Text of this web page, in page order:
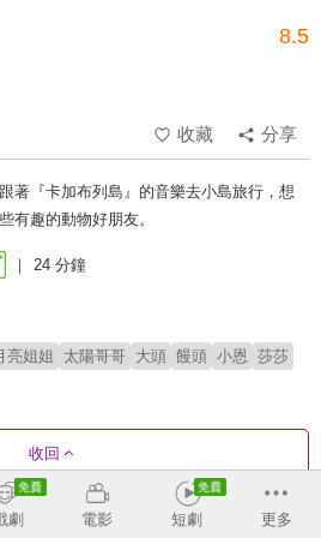
8.5
收藏
分享
著『卡加布列島』的音樂去小島旅行，想
有趣的動物好朋友。
24 分鐘
亮姐姐 太陽哥哥 大頭 饅頭 小恩 莎莎
收回
正序
劇 電影 短劇 更多